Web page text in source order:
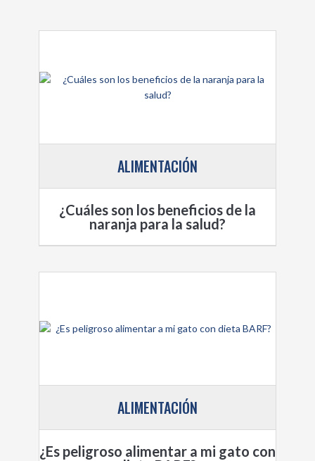
ALIMENTACIÓN
¿Cuáles son los beneficios de la
naranja para la salud?
ALIMENTACIÓN
¿Es peligroso alimentar a mi gato con